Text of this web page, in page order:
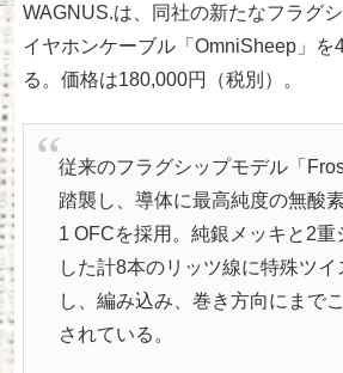
WAGNUS.は、同社の新たなフラグ
イヤホンケーブル「OmniSheep」を
る。価格は180,000円（税別）。
従来のフラグシップモデル「
踏襲し、導体に最高純度の無酸
1 OFCを採用。純銀メッキと2重
した計8本のリッツ線に特殊ツ
し、編み込み、巻き方向にまで
されている。